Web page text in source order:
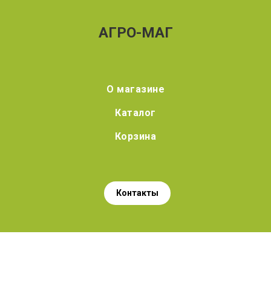
АГРО-МАГ
О магазине
Каталог
Корзина
Контакты